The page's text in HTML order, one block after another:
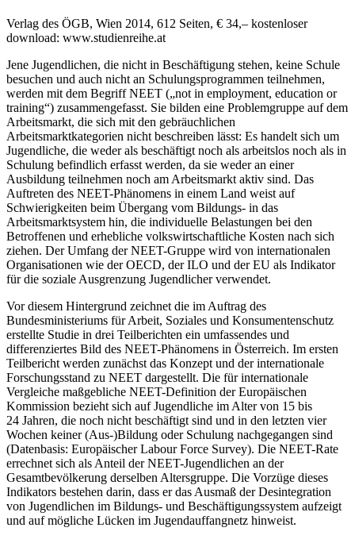
Verlag des ÖGB, Wien 2014, 612 Seiten, € 34,– kostenloser
download: www.studienreihe.at
Jene Jugendlichen, die nicht in Beschäftigung stehen, keine Schule
besuchen und auch nicht an Schulungsprogrammen teilnehmen,
werden mit dem Begriff NEET („not in employment, education or
training“) zusammengefasst. Sie bilden eine Problemgruppe auf dem
Arbeitsmarkt, die sich mit den gebräuchlichen
Arbeitsmarktkategorien nicht beschreiben lässt: Es handelt sich um
Jugendliche, die weder als beschäftigt noch als arbeitslos noch als in
Schulung befindlich erfasst werden, da sie weder an einer
Ausbildung teilnehmen noch am Arbeitsmarkt aktiv sind. Das
Auftreten des NEET-Phänomens in einem Land weist auf
Schwierigkeiten beim Übergang vom Bildungs- in das
Arbeitsmarktsystem hin, die individuelle Belastungen bei den
Betroffenen und erhebliche volkswirtschaftliche Kosten nach sich
ziehen. Der Umfang der NEET-Gruppe wird von internationalen
Organisationen wie der OECD, der ILO und der EU als Indikator
für die soziale Ausgrenzung Jugendlicher verwendet.
Vor diesem Hintergrund zeichnet die im Auftrag des
Bundesministeriums für Arbeit, Soziales und Konsumentenschutz
erstellte Studie in drei Teilberichten ein umfassendes und
differenziertes Bild des NEET-Phänomens in Österreich. Im ersten
Teilbericht werden zunächst das Konzept und der internationale
Forschungsstand zu NEET dargestellt. Die für internationale
Vergleiche maßgebliche NEET-Definition der Europäischen
Kommission bezieht sich auf Jugendliche im Alter von 15 bis
24 Jahren, die noch nicht beschäftigt sind und in den letzten vier
Wochen keiner (Aus-)Bildung oder Schulung nachgegangen sind
(Datenbasis: Europäischer Labour Force Survey). Die NEET-Rate
errechnet sich als Anteil der NEET-Jugendlichen an der
Gesamtbevölkerung derselben Altersgruppe. Die Vorzüge dieses
Indikators bestehen darin, dass er das Ausmaß der Desintegration
von Jugendlichen im Bildungs- und Beschäftigungssystem aufzeigt
und auf mögliche Lücken im Jugendauffangnetz hinweist.